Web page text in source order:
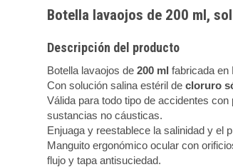
Botella lavaojos de 200 ml,
Descripción del producto
Botella lavaojos de 200 mlfabricada en
Con solución salina estéril decloruro
Válida para todo tipo de accidentes
sustancias no cáusticas.
Enjuaga y reestablece la salinidad y el
Manguito ergonómico ocular con
flujo y tapa antisuciedad.